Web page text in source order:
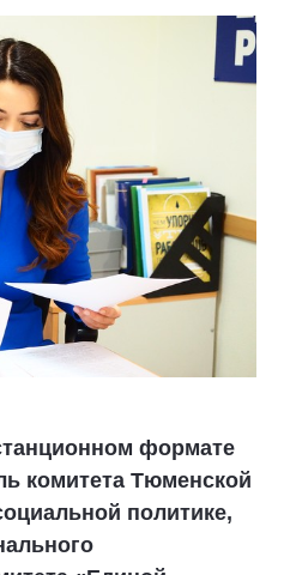
формате
комитета Тюменской
политике,